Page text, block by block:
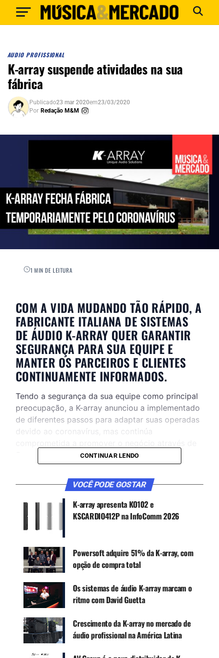
AUDIO PROFISSIONAL
K-array suspende atividades na sua
fábrica
Publicado23 mar 2020em23/03/2020
Por Redação M&M
1 MIN DE LEITURA
COM A VIDA MUDANDO TÃO RÁPIDO, A
FABRICANTE ITALIANA DE SISTEMAS
DE ÁUDIO K-ARRAY QUER GARANTIR
SEGURANÇA PARA SUA EQUIPE E
MANTER OS PARCEIROS E CLIENTES
CONTINUAMENTE INFORMADOS.
Tendo a segurança da sua equipe como principal
preocupação, a K-array anunciou a implementado
de diferentes passos para adaptar suas operadas
devido ao coronavírus, mas continúa
Smart Working remoto dos seus funcionários,
para poder interagir com os clientes e
fornecedores de uma forma mais ativa e segura
do que antes.
Receba novas matérias do Música & Mercado no
WhatsApp e no Google News.
O próximo passo desta estratégia, seguindo as
CONTINUAR LENDO
VOCÊ PODE GOSTAR
K-array apresenta KO102 e
KSCARDIO412P na InfoComm 2026
Powersoft adquire 51% da K-array, com
opção de compra total
Os sistemas de áudio K-array marcam o
ritmo com David Guetta
Crescimento da K-array no mercado de
áudio profissional na América Latina